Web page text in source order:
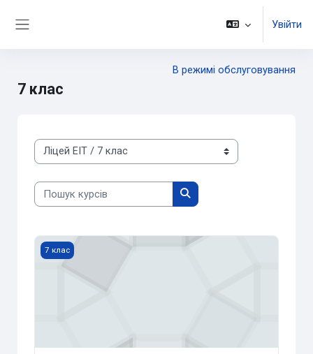
Увійти
В режимі обслуговування
7 клас
Категорії курсів
Пошук курсів
Пошук курсів
Алгебра (7 кл.)
7 клас